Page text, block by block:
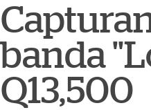
banda
Q13,500